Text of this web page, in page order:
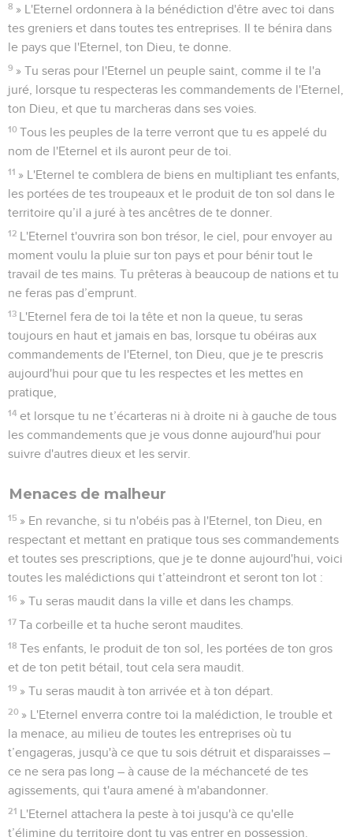
8 » L'Eternel ordonnera à la bénédiction d'être avec toi dans
tes greniers et dans toutes tes entreprises. Il te bénira dans
le pays que l'Eternel, ton Dieu, te donne.
9 » Tu seras pour l'Eternel un peuple saint, comme il te l'a
juré, lorsque tu respecteras les commandements de l'Eternel,
ton Dieu, et que tu marcheras dans ses voies.
10 Tous les peuples de la terre verront que tu es appelé du
nom de l'Eternel et ils auront peur de toi.
11 » L'Eternel te comblera de biens en multipliant tes enfants,
les portées de tes troupeaux et le produit de ton sol dans le
territoire qu’il a juré à tes ancêtres de te donner.
12 L'Eternel t'ouvrira son bon trésor, le ciel, pour envoyer au
moment voulu la pluie sur ton pays et pour bénir tout le
travail de tes mains. Tu prêteras à beaucoup de nations et tu
ne feras pas d’emprunt.
13 L'Eternel fera de toi la tête et non la queue, tu seras
toujours en haut et jamais en bas, lorsque tu obéiras aux
commandements de l'Eternel, ton Dieu, que je te prescris
aujourd'hui pour que tu les respectes et les mettes en
pratique,
14 et lorsque tu ne t’écarteras ni à droite ni à gauche de tous
les commandements que je vous donne aujourd'hui pour
suivre d'autres dieux et les servir.
Menaces de malheur
15 » En revanche, si tu n'obéis pas à l'Eternel, ton Dieu, en
respectant et mettant en pratique tous ses commandements
et toutes ses prescriptions, que je te donne aujourd'hui, voici
toutes les malédictions qui t’atteindront et seront ton lot :
16 » Tu seras maudit dans la ville et dans les champs.
17 Ta corbeille et ta huche seront maudites.
18 Tes enfants, le produit de ton sol, les portées de ton gros
et de ton petit bétail, tout cela sera maudit.
19 » Tu seras maudit à ton arrivée et à ton départ.
20 » L'Eternel enverra contre toi la malédiction, le trouble et
la menace, au milieu de toutes les entreprises où tu
t’engageras, jusqu'à ce que tu sois détruit et disparaisses –
ce ne sera pas long – à cause de la méchanceté de tes
agissements, qui t'aura amené à m'abandonner.
21 L'Eternel attachera la peste à toi jusqu'à ce qu'elle
t’élimine du territoire dont tu vas entrer en possession.